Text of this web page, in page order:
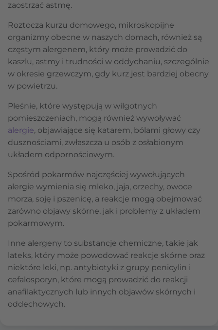
zaostrzać astmę.
Roztocza kurzu domowego, mikroskopijne
organizmy obecne w naszych domach, również są
częstym alergenem, który może prowadzić do
kaszlu, astmy i trudności w oddychaniu, szczególnie
w okresie grzewczym, gdy kurz jest bardziej obecny
w powietrzu.
Pleśnie, które występują w wilgotnych
pomieszczeniach, mogą również wywoływać
alergie, objawiające się katarem, bólami głowy czy
dusznościami, zwłaszcza u osób z osłabionym
układem odpornościowym.
Spośród pokarmów najczęściej wywołujących
alergie wymienia się mleko, jaja, orzechy, owoce
morza, soję i pszenicę, a reakcje mogą obejmować
zarówno objawy skórne, jak i problemy z układem
pokarmowym.
Inne alergeny to substancje chemiczne, takie jak
lateks, który może powodować reakcje skórne oraz
niektóre leki, np. antybiotyki z grupy penicylin i
cefalosporyn, które mogą prowadzić do reakcji
anafilaktycznych lub innych objawów skórnych i
oddechowych.